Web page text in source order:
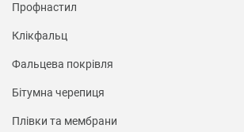
Профнастил
Клікфальц
Фальцева покрівля
Бітумна черепиця
Плівки та мембрани